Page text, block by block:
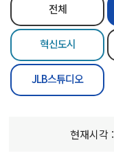
전체
혁신도시
JLB스튜디오
현재시각 :